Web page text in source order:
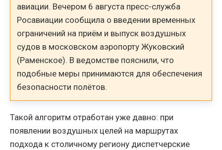
авиации. Вечером 6 августа пресс-служба
Росавиации сообщила о введении временных
ограничений на приём и выпуск воздушных
судов в московском аэропорту Жуковский
(Раменское). В ведомстве пояснили, что
подобные меры принимаются для обеспечения
безопасности полётов.
Такой алгоритм отработан уже давно: при
появлении воздушных целей на маршрутах
подхода к столичному региону диспетчерские